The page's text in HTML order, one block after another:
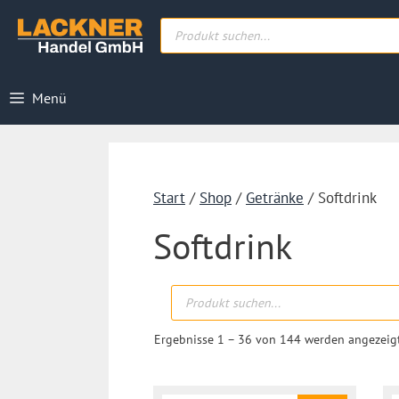
Inhalt
springen
Products
search
Menü
Start / Shop / Getränke / Softdrink
Softdrink
Products
search
Ergebnisse 1 – 36 von 144 werden